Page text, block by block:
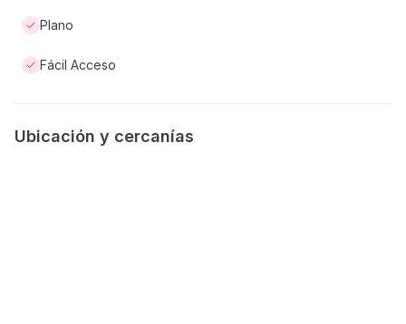
Plano
Fácil Acceso
Ubicación y cercanías